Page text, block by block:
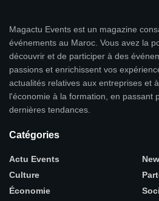
Magactu Events est un magazine
événements au Maroc. Vous avez la
découvrir et de participer à des
passions et enrichissent vos
actualités relatives aux entreprises et
l'économie à la formation, en passant
dernières tendances.
Catégories
Actu Events
Culture
Économie